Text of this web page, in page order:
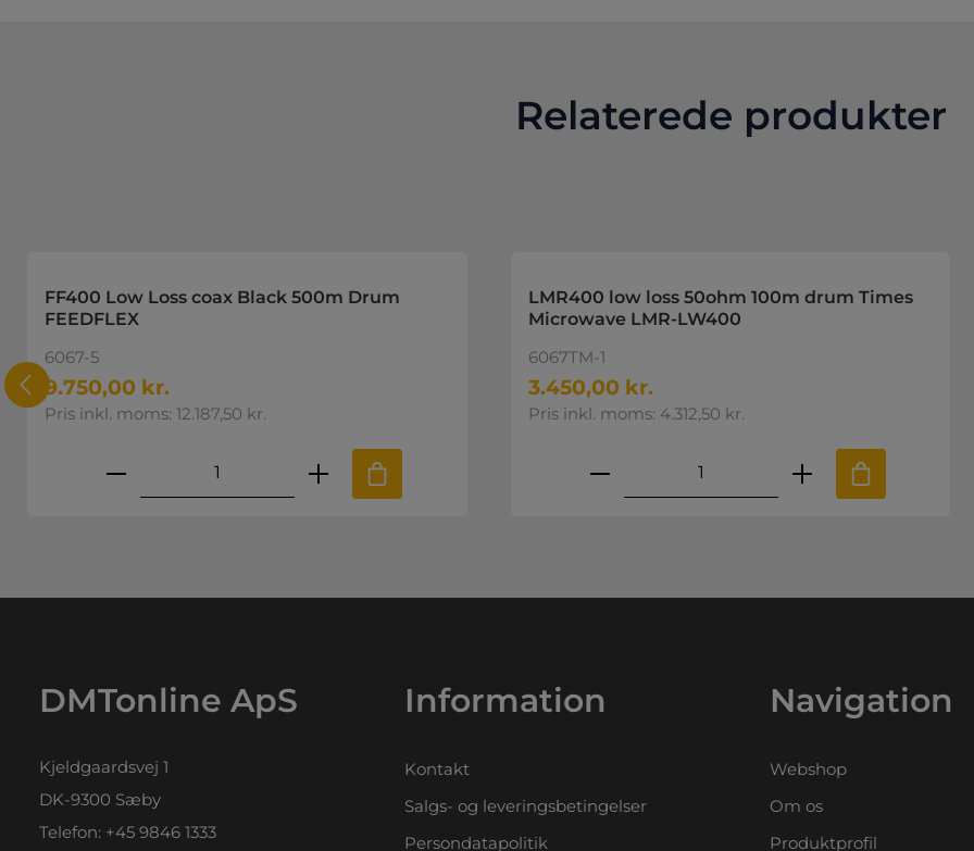
Relaterede produkter
til at øge eller mindske mængden.
mængde eller brug knapperne til at øge eller mindske mængden.
FF400 Low Loss coax Black 500m Drum
FEEDFLEX
6067-5
9.750,00 kr.
Pris inkl. moms: 12.187,50 kr.
Produktmængde: Indtast den ønskede mængde eller brug
LMR400 low loss 50ohm 100m drum Times
Microwave LMR-LW400
6067TM-1
3.450,00 kr.
Pris inkl. moms: 4.312,50 kr.
Produktmængde: Indtast
DMTonline ApS
Kjeldgaardsvej 1
DK-9300 Sæby
Telefon: +45 9846 1333
Information
Kontakt
Salgs- og leveringsbetingelser
Persondatapolitik
Navigation
Webshop
Om os
Produktprofil